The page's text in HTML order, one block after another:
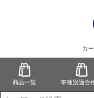
カ
商品一覧 車種別適合